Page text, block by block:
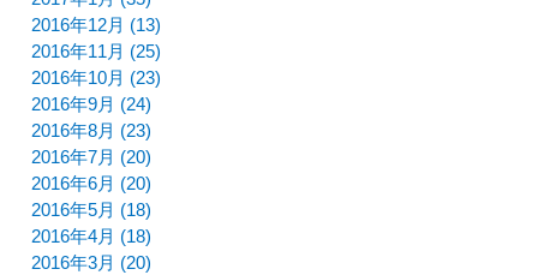
2016年12月 (13)
2016年11月 (25)
2016年10月 (23)
2016年9月 (24)
2016年8月 (23)
2016年7月 (20)
2016年6月 (20)
2016年5月 (18)
2016年4月 (18)
2016年3月 (20)